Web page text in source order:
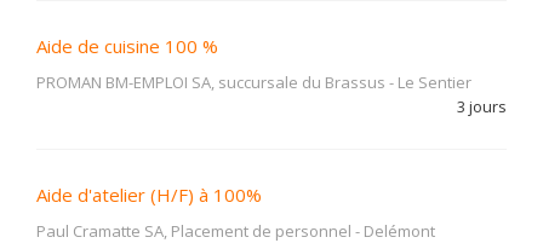
Aide de cuisine 100 %
PROMAN BM-EMPLOI SA, succursale du Brassus - Le Sentier
3 jours
Aide d'atelier (H/F) à 100%
Paul Cramatte SA, Placement de personnel - Delémont